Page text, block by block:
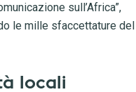
sull’Africa”,
le mille sfaccettature del
locali